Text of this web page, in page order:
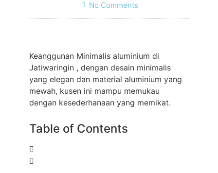
No Comments
Keanggunan Minimalis aluminium di
Jatiwaringin , dengan desain minimalis
yang elegan dan material aluminium yang
mewah, kusen ini mampu memukau
dengan kesederhanaan yang memikat.
Table of Contents